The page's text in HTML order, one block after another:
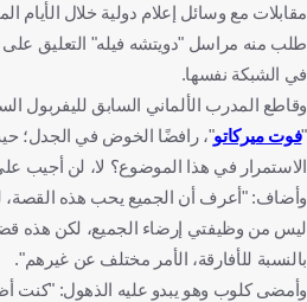
مقابلات مع وسائل إعلام دولية خلال الأيام
طلب منه مراسل "دويتشه فيله" التعليق
في الشبكة نفسها.
وقاطع المدرب الألماني السابق لليفربول
"فوت ميركاتو"، رافضًا الخوض في الجدل؛
الاستمرار في هذا الموضوع؟ لا، لن أجيب
وأضاف: "أعرف أن الجميع يحب هذه القصة،
ليس من وظيفتي إرضاء الجميع، لكن هذه
بالنسبة للأفارقة، الأمر مختلف عن غيرهم".
وأمضى كلوب وهو يبدو عليه الذهول: "كنت